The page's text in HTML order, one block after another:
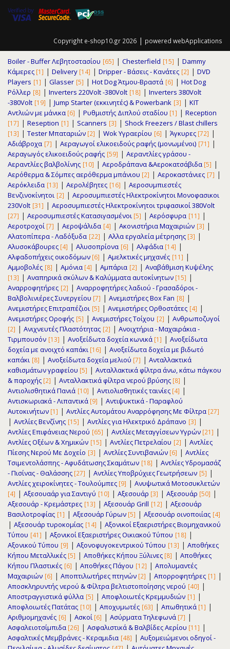
Copyright e-shop10.gr 2026 | powered webApplications
Boiler - Buffer Λεβητοστασίου [65] | Chesterfield [15] | Dammy
Κάμερες [1] | Delivery [14] | Dripper - Βάσεις - Κανάτες [2] | DVD
Players [1] | Glasser [5] | Hot Dog Άτμου-Βραστά [6] | Hot Dog
Ρόλλερ [8] | Inverters 220Volt -380Volt [18] | Inverters 380Volt
-380Volt [19] | Jump Starter (εκκινητές) & Powerbank [3] | KIT
Αντλιών με μάνικα [6] | Pυθμιστής Διπλού σταδίου [1] | Reception
[17] | Reseption [1] | Scanners [3] | Shock Freezers / Blast chillers
[13] | Tester Μπαταριών [2] | Wok Υγραερίου [6] | Άγκυρες [72] |
Αδιάβροχα [7] | Αεραγωγοί ελικοειδούς ραφής (μονωμένοι) [71] |
Αεραγωγός ελικοειδούς ραφής [59] | Αεραντλίες γράσου -
Αεραντλίες βαλβολίνης [10] | Αεροδράπανα &Αεροκατσάβιδα [5] |
Αερόθερμα & Σόμπες αερόθερμα μπάνιου [2] | Αεροκαστάνιες [7] |
Αερόκλειδα [13] | Αερολέβητες [16] | Αεροσυμπιεστές
Βενζινοκίνητοι [2] | Αεροσυμπιεστές Ηλεκτροκίνητοι Μονοφασικοι
230Volt [31] | Αεροσυμπιεστές Ηλεκτροκίνητοι τριφασικοί 380Volt
[27] | Αεροσυμπιεστές Κατασιγασμένοι [5] | Αερόσφυρα [11] |
Αεροτροχοί [7] | Αεροψάλιδα [4] | Ακονιστήρια Μαχαιριών [3] |
Αλατοπίπερα - Λαδόξυδα [22] | Αλλα εργαλεία μέτρησης [3] |
Αλυσοκάβουρες [4] | Αλυσοπρίονα [6] | Αλφάδια [14] |
Αλφαδοπήχεις οικοδόμων [6] | Αμελκτικές μηχανές [11] |
Αμμοβολές [8] | Αμόνια [4] | Αμπάρια [2] | Αναβάθμιση Κυψέλης
[13] | Αναπηρικά σκύλων & Καλύμματα αυτοκίνητων [15] |
Αναρροφητήρες [2] | Αναρροφητήρες λαδιού - Γρασαδόροι -
Βαλβολινιέρες Συνεργείου [7] | Ανεμιστήρες Box Fan [8] |
Ανεμιστήρες Επιτραπέζιοι [5] | Ανεμιστήρες Ορθοστάτες [4] |
Ανεμιστήρες Οροφής [5] | Ανεμιστήρες Τοίχου [2] | Ανθρωποζυγοί
[2] | Ανιχνευτές Πλαστότητας [2] | Ανοιχτήρια - Μαχαιράκια -
Τιρμπουσόν [13] | Ανοξείδωτα δοχεία κωνικά [1] | Ανοξείδωτα
δοχεία με ανοιχτό καπάκι [16] | Ανοξείδωτα δοχεία με βιδωτό
καπάκι [8] | Ανοξείδωτα δοχεία μελιού [7] | Ανταλλακτικά
καθισμάτων γραφείου [5] | Ανταλλακτικά φίλτρα άνω, κάτω πάγκου
& παροχής [2] | Ανταλλακτικά φίλτρα νερού βρύσης [8] |
Αντιολισθητικά Πανιά [10] | Αντιολισθητικές ταινίες [4] |
Αντισκωριακά - Λιπαντικά [9] | Αντιψυκτικά - Παραφλού
Αυτοκινήτων [1] | Αντλίες Αυτομάτου Αναρρόφησης Με Φίλτρα [27]
| Αντλίες Βενζίνης [15] | Αντλίες για Ηλεκτρικό Δράπανο [3] |
Αντλίες Επιφάνειας Νερού [65] | Αντλίες Μεταγγίσεων Υγρών [21] |
Αντλίες Οξέων & Χημικών [15] | Αντλίες Πετρελαίου [2] | Αντλίες
Πίεσης Νερού Με Δοχείο [3] | Αντλίες Συντιβανιών [6] | Αντλίες
Τσιμεντολάσπης - Αφυδάτωσης Σκαμάτων [18] | Αντλίες Υδρομασάζ
- Πισίνας - Θαλάσσης [27] | Αντλίες Υποβρύχιες Γεωτρήσεων [5] |
Αντλίες χειροκίνητες - Τουλούμπες [9] | Ανυψωτικά Μοτοσυκλετών
[4] | Αξεσουαάρ για Σαντιγύ [10] | Αξεσουάρ [3] | Αξεσουάρ [50] |
Αξεσουάρ - Κρεμάστρες [13] | Αξεσουάρ Grill [12] | Αξεσουάρ
Βασιλοτροφίας [1] | Αξεσουάρ Γύρων [5] | Αξεσουάρ οινοποιίας [4]
| Αξεσουάρ τυροκομίας [14] | Αξονικοί Εξαεριστήρες Βιομηχανικού
Τύπου [41] | Αξονικοί Εξαεριστήρες Οικιακού Τύπου [18] |
Αξονικού Τύπου [9] | Αξονοφυγοκεντρικού Τύπου [13] | Αποθήκες
Κήπου Μεταλλικές [5] | Αποθήκες Κήπου Ξύλινες [8] | Αποθήκες
Κήπου Πλαστικές [6] | Αποθήκες Πάγου [12] | Απολυμαντές
Μαχαιριών [6] | Αποπτιλωτήρες πτηνών [2] | Απορροφητήρες [1] |
Αποσκληρυντής νερού & Φίλτρα βελτιστοποίησης νερού [40] |
Αποστραγγιστικά φύλλα [5] | Αποφλοιωτές Κρεμμυδιών [1] |
Αποφλοιωτές Πατάτας [10] | Αποχυμωτές [63] | Απωθητικά [1] |
Αριθμομηχανές [6] | Ασκοί [6] | Ασύρματα Τηλεφωνά [7] |
Ασφαλειοτσίμπιδα [26] | Ασφαλιστικά & Βαλβίδες Αερίου [11] |
Ασφαλτικές Μεμβράνες - Κεραμιδια [48] | Αυξομειώμενοι οδηγοί -